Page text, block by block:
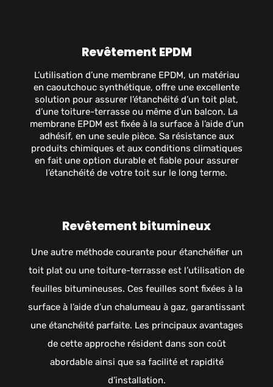
Revêtement EPDM
L’utilisation d’une membrane EPDM, un matériau
en caoutchouc synthétique, offre une excellente
solution pour assurer l’étanchéité d’un toit plat,
d’une toiture-terrasse ou même d’un balcon. La
membrane EPDM est fixée à la surface à l’aide d’un
adhésif, en une seule pièce. Sa résistance aux
produits chimiques et aux conditions climatiques
en fait une option durable et fiable pour assurer
l’étanchéité de votre toit sur le long terme.
Revêtement bitumineux
Une autre méthode courante pour étanchéifier un
toit plat ou une toiture-terrasse est l’utilisation de
feuilles bitumineuses. Ces feuilles sont fixées à la
surface à l’aide d’un chalumeau à gaz, garantissant
une étanchéité parfaite. Les principaux avantages
de cette approche résident dans son coût
abordable ainsi que sa facilité et rapidité
d’installation.